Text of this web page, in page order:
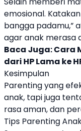
emosional.
bangga padamu,”
agar anak merasa
Baca Juga:Cara
dari HP Lama ke
Kesimpulan
Parenting yang
anak, tapi juga
rasa aman, dan
Tips Parenting